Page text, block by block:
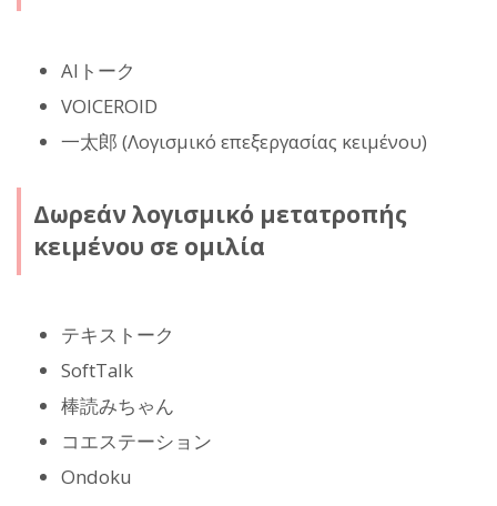
AIトーク
VOICEROID
一太郎 (Λογισμικό επεξεργασίας κειμένου)
Δωρεάν λογισμικό μετατροπής
κειμένου σε ομιλία
テキストーク
SoftTalk
棒読みちゃん
コエステーション
Ondoku